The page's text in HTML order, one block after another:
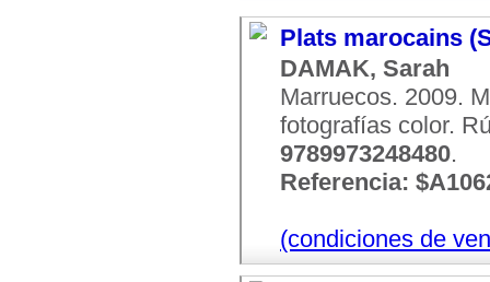
Plats marocains
DAMAK, Sarah
Marruecos. 2009.
fotografías color.
9789973248480.
Referencia:
(condiciones de